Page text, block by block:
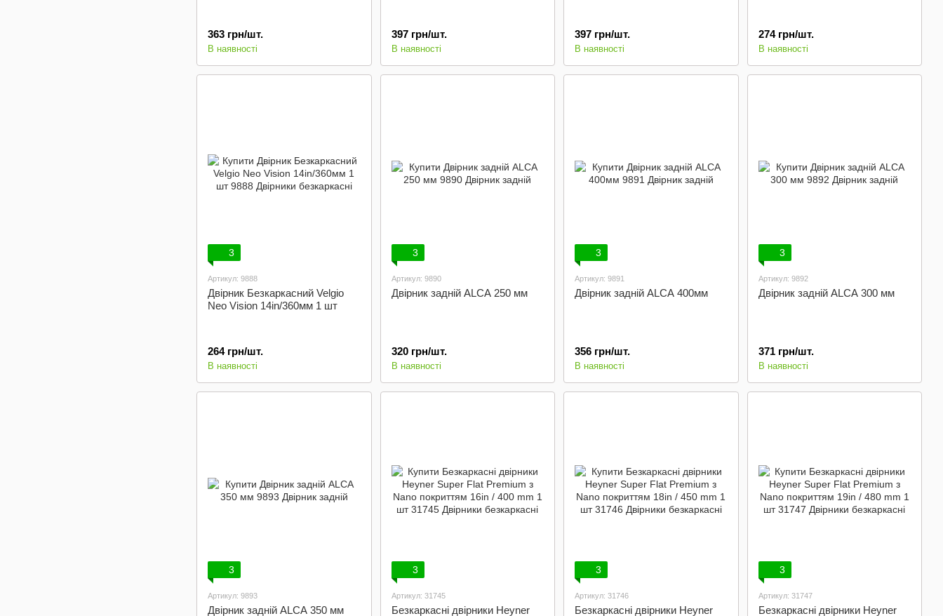
363 грн/шт.
В наявності
397 грн/шт.
В наявності
397 грн/шт.
В наявності
274 грн/шт.
В наявності
3
Артикул: 9888
Двірник Безкаркасний Velgio
Neo Vision 14in/360мм 1 шт
264 грн/шт.
В наявності
3
Артикул: 9890
Двірник задній ALCA 250 мм
320 грн/шт.
В наявності
3
Артикул: 9891
Двірник задній ALCA 400мм
356 грн/шт.
В наявності
3
Артикул: 9892
Двірник задній ALCA 300 мм
371 грн/шт.
В наявності
3
Артикул: 9893
Двірник задній ALCA 350 мм
3
Артикул: 31745
Безкаркасні двірники Heyner
3
Артикул: 31746
Безкаркасні двірники Heyner
3
Артикул: 31747
Безкаркасні двірники Heyner